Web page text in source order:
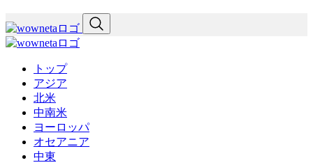
トップ
アジア
北米
中南米
ヨーロッパ
オセアニア
中東